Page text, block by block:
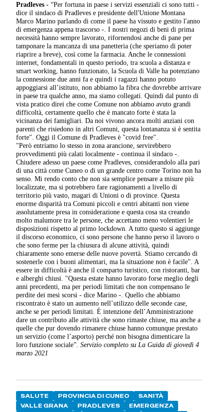
Pradleves -“Per fortuna in paese i servizi essenziali ci sono tutti -
dice il sindaco di Pradleves e presidente dell'Unione Montana
Marco Marino parlando di come il paese ha vissuto e gestito l'anno
di emergenza appena trascorso -. I nostri negozi di beni di prima
necessità hanno sempre lavorato, rifornendosi anche di pane per
tamponare la mancanza di una panetteria (che speriamo di poter
riaprire a breve), così come la farmacia. Anche le connessioni
internet, fondamentali in questo periodo, tra scuola a distanza e
smart working, hanno funzionato, la Scuola di Valle ha potenziano
la connessione due anni fa e quindi i ragazzi hanno potuto
appoggiarsi all’istituto, non abbiamo la fibra che dovrebbe arrivare
in paese tra qualche anno, ma siamo collegati. Quindi dal punto di
vista pratico direi che come Comune non abbiamo avuto grandi
difficoltà, certamente quello che è mancato forte è stata la
vicinanza dei famigliari. Da noi vivono ancora molti anziani con
parenti che risiedono in altri Comuni, questa lontananza si è sentita
forte". Oggi il Comune di Pradleves è "covid free".
"Però entriamo lo stesso in zona arancione, servirebbero
provvedimenti più calati localmente - continua il sindaco -.
Chiudere adesso un paese come Pradleves, considerandolo alla pari
di una città come Cuneo o di un grande centro come Torino non ha
senso. Mi rendo conto che non sia semplice pensare a misure più
localizzate, ma si potrebbero fare ragionamenti a livello di
territorio più vasto, magari di Unioni o di province. Questa
enorme disparità tra Comuni piccoli e centri abitanti non viene
assolutamente presa in considerazione e questa cosa sta creando
molto malumore tra le persone, che accettano meno volentieri le
disposizioni rispetto al primo lockdown. A tutto questo si aggiunge
il discorso economico, ci sono persone che hanno perso il lavoro o
che sono ferme per la chiusura di alcune attività, quindi
chiaramente sono emerse delle nuove povertà. Stiamo cercando di
sostenerle con i buoni alimentari, ma la situazione non è facile". A
essere in difficoltà è anche il comparto turistico, con ristoranti, bar
e alberghi chiusi. "Questa estate hanno lavorato forse meglio degli
anni precedenti, ma per periodi limitati che non compensano le
perdite dei mesi scorsi - dice Marino -. Quello che abbiamo
riscontrato è stato un aumento nell’utilizzo delle seconde case,
anche se per periodi limitati. È intenzione dell’Amministrazione
dare un contributo alle attività che sono rimaste chiuse, ma anche a
quelle che pur dovendo rimanere chiuse hanno comunque prestato
un servizio (come l’asporto) perché non bisogna dimenticare la
loro funzione sociale”.Servizio completo su La Guida di giovedì 4
marzo 2021
SALUTE PROVINCIA DI CUNEO
SANITÀ
VALLE GRANA
PRADLEVES
EMERGENZA